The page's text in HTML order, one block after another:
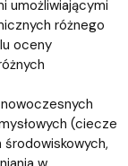
umożliwiającymi
różnego
oceny
(ciecze
środowiskowych,